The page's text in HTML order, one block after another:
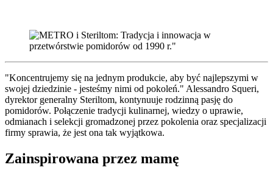
"Koncentrujemy się na jednym produkcie, aby być najlepszymi w
swojej dziedzinie - jesteśmy nimi od pokoleń." Alessandro Squeri,
dyrektor generalny Steriltom, kontynuuje rodzinną pasję do
pomidorów. Połączenie tradycji kulinarnej, wiedzy o uprawie,
odmianach i selekcji gromadzonej przez pokolenia oraz specjalizacji
firmy sprawia, że jest ona tak wyjątkowa.
Zainspirowana przez mamę